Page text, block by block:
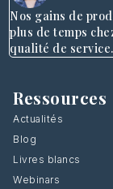
Nos gains de
plus de temps
qualité de service.
Ressources
Actualités
Blog
Livres blancs
Webinars